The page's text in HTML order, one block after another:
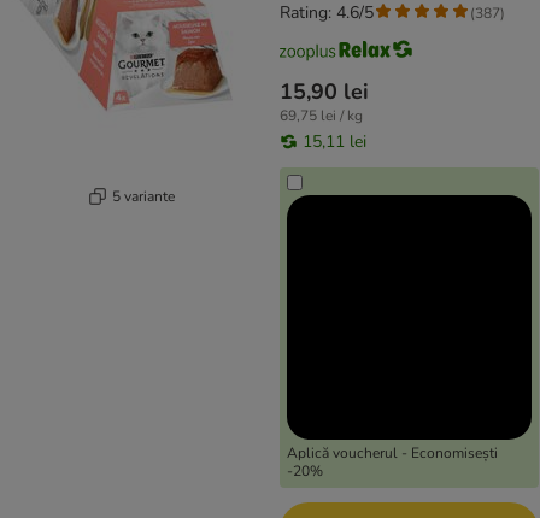
5 variante
15,90 lei
69,75 lei / kg
15,11 lei
Aplică voucherul - Economisești
-20%
Rating: 4.6/5 (387)